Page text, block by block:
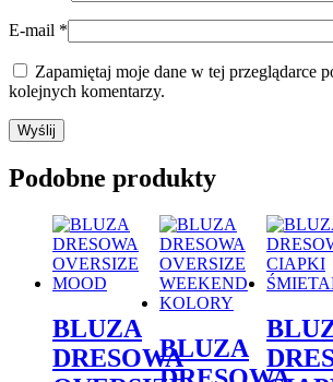
E-mail *
Zapamiętaj moje dane w tej przeglądarce
kolejnych komentarzy.
Podobne produkty
BLUZA
DRESOWABLUZA